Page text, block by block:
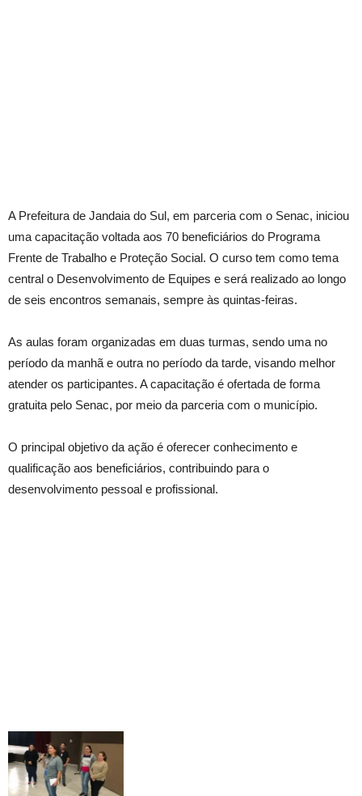
A Prefeitura de Jandaia do Sul, em parceria com o Senac, iniciou
uma capacitação voltada aos 70 beneficiários do Programa
Frente de Trabalho e Proteção Social. O curso tem como tema
central o Desenvolvimento de Equipes e será realizado ao longo
de seis encontros semanais, sempre às quintas-feiras.
As aulas foram organizadas em duas turmas, sendo uma no
período da manhã e outra no período da tarde, visando melhor
atender os participantes. A capacitação é ofertada de forma
gratuita pelo Senac, por meio da parceria com o município.
O principal objetivo da ação é oferecer conhecimento e
qualificação aos beneficiários, contribuindo para o
desenvolvimento pessoal e profissional.